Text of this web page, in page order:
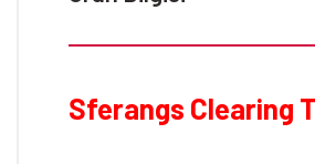
Sferangs Clearing